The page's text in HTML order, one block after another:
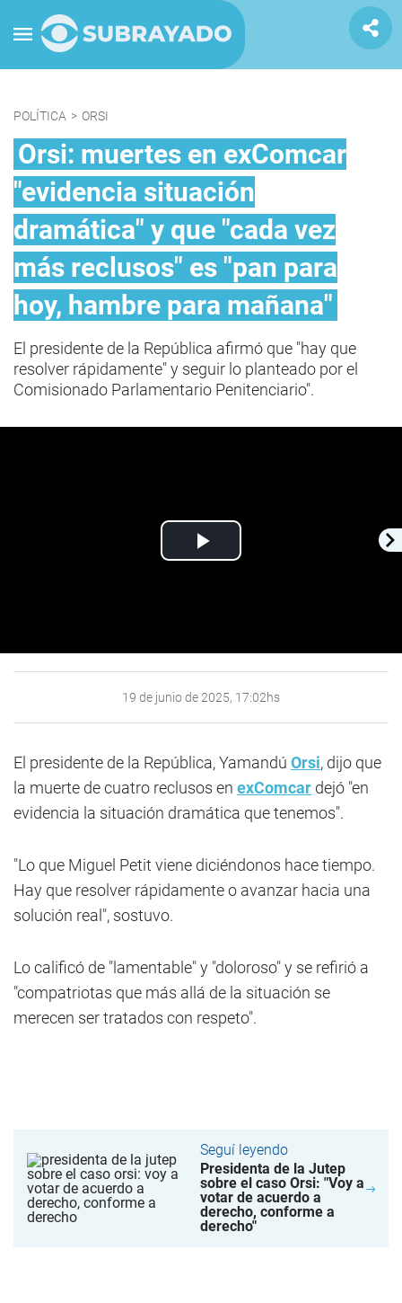
POLÍTICA > ORSI
Orsi: muertes en exComcar
"evidencia situación
dramática" y que "cada vez
más reclusos" es "pan para
hoy, hambre para mañana"
El presidente de la República afirmó que "hay que
resolver rápidamente" y seguir lo planteado por el
Comisionado Parlamentario Penitenciario".
Play
19 de junio de 2025, 17:02hs
El presidente de la República, Yamandú Orsi, dijo que
la muerte de cuatro reclusos en exComcar dejó "en
evidencia la situación dramática que tenemos".
"Lo que Miguel Petit viene diciéndonos hace tiempo.
Hay que resolver rápidamente o avanzar hacia una
solución real", sostuvo.
Lo calificó de "lamentable" y "doloroso" y se refirió a
"compatriotas que más allá de la situación se
merecen ser tratados con respeto".
Seguí leyendo
Presidenta de la Jutep
sobre el caso Orsi: "Voy a
votar de acuerdo a
derecho, conforme a
derecho"